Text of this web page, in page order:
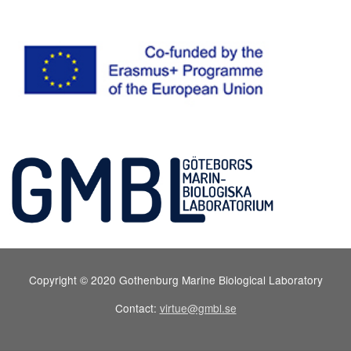
Copyright © 2020 Gothenburg Marine Biological Laboratory
Contact: virtue@gmbl.se